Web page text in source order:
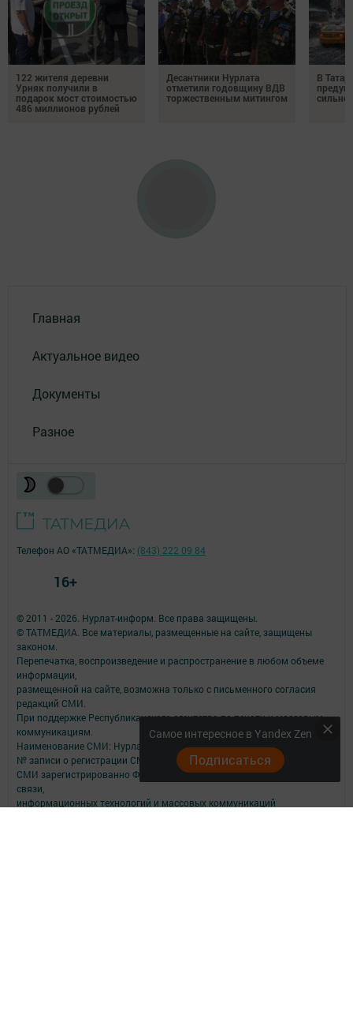
122 жителя деревни
Урняк получили в
подарок мост стоимостью
486 миллионов рублей
Десантники Нурлата
отметили годовщину ВДВ
торжественным митингом
В
Главная
Актуальное видео
Документы
Разное
Самое интересное в Yandex Zen
Подписаться
© 2011 - 2026. Нурлат-⁠информ. Все права защищены.
© ТАТМЕДИА. Все материалы, размещенные на сайте, защищены
законом.
Перепечатка, воспроизведение и распространение в любом объеме
информации,
размещенной на сайте, возможна только с письменного согласия
редакций СМИ.
При поддержке Республиканского агентства по печати и массовым
коммуникациям.
Наименование СМИ: Нурлат-⁠информ
№ записи о регистрации СМИ, дата: ЭЛ № ФС 77 -⁠ 73782 от 05.10.2018
СМИ зарегистрированно Федеральной службой по надзору в сфере
связи,
информационных технологий и массовых коммуникаций
Телефон АО «ТАТМЕДИА»: (843) 222 09 84
16+